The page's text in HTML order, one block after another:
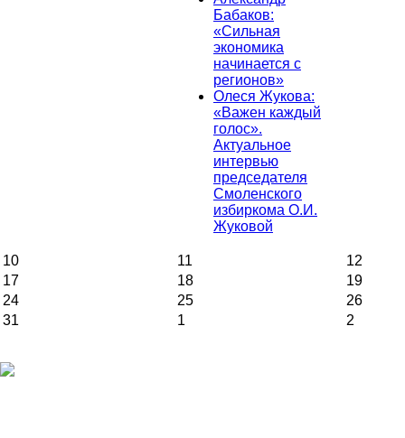
Бабаков:
«Сильная
экономика
начинается с
регионов»
Олеся Жукова:
«Важен каждый
голос».
Актуальное
интервью
председателя
Смоленского
избиркома О.И.
Жуковой
10 11
12
17
18
19
24
25
26
31
1 2